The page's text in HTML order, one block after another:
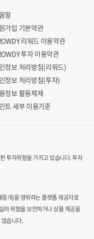
말
가입 기본약관
리워드 이용약관
투자 이용약관
정보 처리방침(리워드)
정보 처리방침(투자)
정보 활용체제
트 세부 이용기준
투자위험을 가지고 있습니다.투자
개)을 영위하는 플랫폼 제공자로
의 위험을 보전하거나 상품 제공을
습니다.